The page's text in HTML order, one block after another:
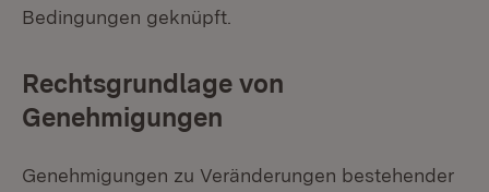
Bedingungen geknüpft.
Rechtsgrundlage von
Genehmigungen
Genehmigungen zu Veränderungen bestehender